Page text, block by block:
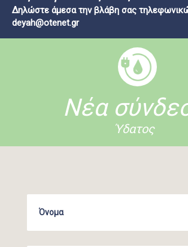
Δηλώστε άμεσα την βλάβη σας
deyah@otenet.gr
Νέα
Ύδατος